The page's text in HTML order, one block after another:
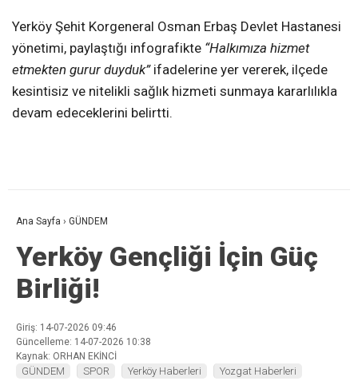
Yerköy Şehit Korgeneral Osman Erbaş Devlet Hastanesi
yönetimi, paylaştığı infografikte “Halkımıza hizmet
etmekten gurur duyduk”ifadelerine yer vererek, ilçede
kesintisiz ve nitelikli sağlık hizmeti sunmaya kararlılıkla
devam edeceklerini belirtti.
Ana Sayfa › GÜNDEM
Yerköy Gençliği İçin Güç
Birliği!
Giriş: 14-07-2026 09:46
Güncelleme: 14-07-2026 10:38
Kaynak: ORHAN EKİNCİ
GÜNDEM SPOR Yerköy Haberleri Yozgat Haberleri